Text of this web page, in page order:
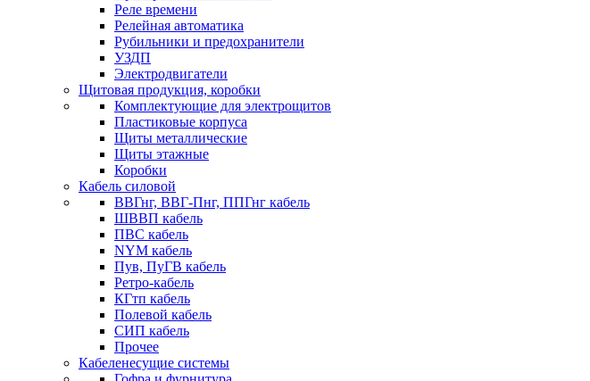
Реле времени
Релейная автоматика
Рубильники и предохранители
УЗДП
Электродвигатели
Щитовая продукция, коробки
Комплектующие для электрощитов
Пластиковые корпуса
Щиты металлические
Щиты этажные
Коробки
Кабель силовой
ВВГнг, ВВГ-Пнг, ППГнг кабель
ШВВП кабель
ПВС кабель
NYM кабель
Пув, ПуГВ кабель
Ретро-кабель
КГтп кабель
Полевой кабель
СИП кабель
Прочее
Кабеленесущие системы